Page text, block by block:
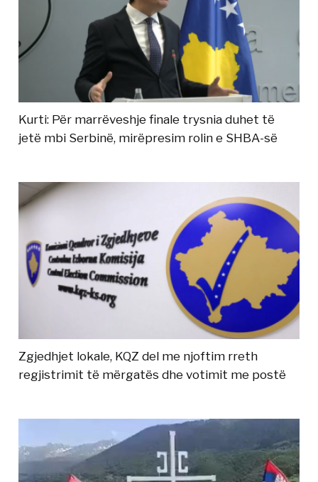
Kurti: Për marrëveshje finale trysnia duhet të
jetë mbi Serbinë, mirëpresim rolin e SHBA-së
Zgjedhjet lokale, KQZ del me njoftim rreth
regjistrimit të mërgatës dhe votimit me postë